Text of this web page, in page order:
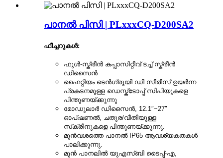
പാനൽ പിസി | PLxxxCQ-D200SA2
ഫീച്ചറുകൾ:
ഫുൾ-സ്ക്രീൻ കപ്പാസിറ്റീവ് ടച്ച് സ്ക്രീൻ
ഡിസൈൻ
ഫൈറ്റിയം ടെൻഗ്രൂയി ഡി സീരീസ് ഉയർന്ന
പ്രകടനമുള്ള ഡെസ്ക്ടോപ്പ് സിപിയുകളെ
പിന്തുണയ്ക്കുന്നു
മോഡുലാർ ഡിസൈൻ, 12.1″~27″
ഓപ്ഷണൽ, ചതുര/വീതിയുള്ള
സ്‌ക്രീനുകളെ പിന്തുണയ്ക്കുന്നു.
മുൻവശത്തെ പാനൽ IP65 ആവശ്യകതകൾ
പാലിക്കുന്നു.
മുൻ പാനലിൽ യുഎസ്ബി ടൈപ്പ്-എ,